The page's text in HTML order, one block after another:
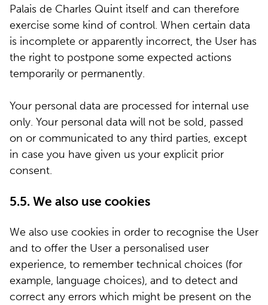
Palais de Charles Quint itself and can therefore
exercise some kind of control. When certain data
is incomplete or apparently incorrect, the User has
the right to postpone some expected actions
temporarily or permanently.
Your personal data are processed for internal use
only. Your personal data will not be sold, passed
on or communicated to any third parties, except
in case you have given us your explicit prior
consent.
5.5. We also use cookies
We also use cookies in order to recognise the User
and to offer the User a personalised user
experience, to remember technical choices (for
example, language choices), and to detect and
correct any errors which might be present on the